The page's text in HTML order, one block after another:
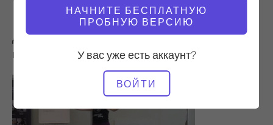
НАЧНИТЕ БЕСПЛАТНУЮ
ПРОБНУЮ ВЕРСИЮ
У вас уже есть аккаунт?
ВОЙТИ
Другие тренировки, которые вам могут
понравиться